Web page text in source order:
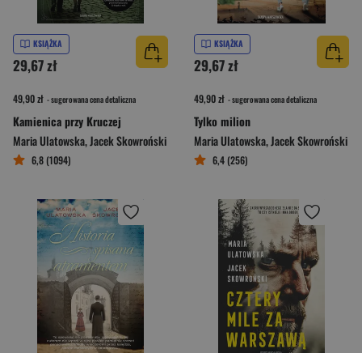
KSIĄŻKA
29,67 zł
49,90 zł - sugerowana cena detaliczna
Kamienica przy Kruczej
Maria Ulatowska,Jacek Skowroński
6,8 (1094)
KSIĄŻKA
29,67 zł
49,90 zł - sugerowana cena detaliczna
Tylko milion
Maria Ulatowska,Jacek Skowroński
6,4 (256)